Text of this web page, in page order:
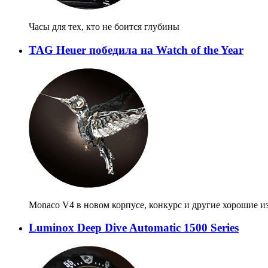
Часы для тех, кто не боится глубины
TAG Heuer победила на Watch of the Year
Monaco V4 в новом корпусе, конкурс и другие хорошие
Luminox Deep Dive Automatic 1500 Series